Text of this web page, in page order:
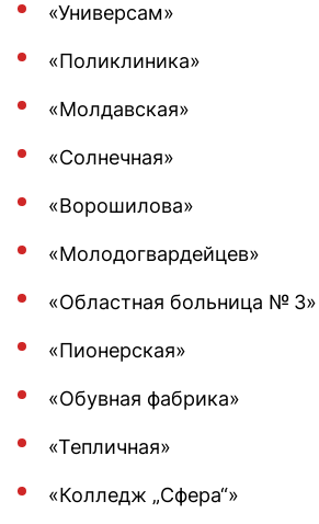
«Универсам»
«Поликлиника»
«Молдавская»
«Солнечная»
«Ворошилова»
«Молодогвардейцев»
«Областная больница № 3»
«Пионерская»
«Обувная фабрика»
«Тепличная»
«Колледж „Сфера“»